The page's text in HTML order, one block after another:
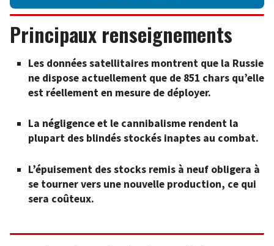
Principaux renseignements
Les données satellitaires montrent que la Russie
ne dispose actuellement que de 851 chars qu’elle
est réellement en mesure de déployer.
La négligence et le cannibalisme rendent la
plupart des blindés stockés inaptes au combat.
L’épuisement des stocks remis à neuf obligera à
se tourner vers une nouvelle production, ce qui
sera coûteux.